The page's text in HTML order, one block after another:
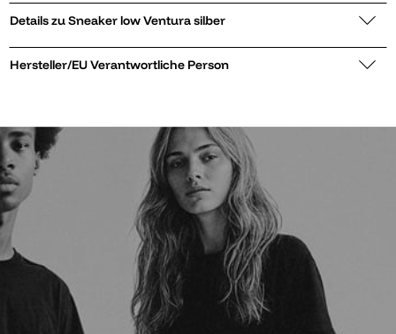
Details zu Sneaker low Ventura silber
Hersteller/EU Verantwortliche Person